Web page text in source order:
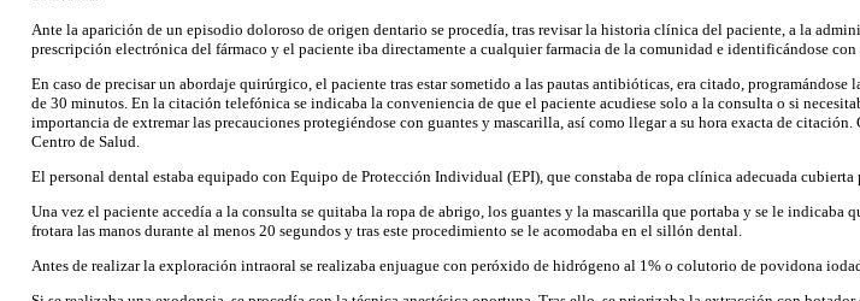
Ante la aparición de un episodio doloroso de origen dentario se procedía, tras revisar la historia clínica del paciente, a la
prescripción electrónica del fármaco y el paciente iba directamente a cualquier farmacia de la comunidad e identificándose
En caso de precisar un abordaje quirúrgico, el paciente tras estar sometido a las pautas antibióticas, era citado,
de 30 minutos. En la citación telefónica se indicaba la conveniencia de que el paciente acudiese solo a la consulta o si
importancia de extremar las precauciones protegiéndose con guantes y mascarilla, así como llegar a su hora exacta de
Centro de Salud.
El personal dental estaba equipado con Equipo de Protección Individual (EPI), que constaba de ropa clínica adecuada
Una vez el paciente accedía a la consulta se quitaba la ropa de abrigo, los guantes y la mascarilla que portaba y se le
frotara las manos durante al menos 20 segundos y tras este procedimiento se le acomodaba en el sillón dental.
Antes de realizar la exploración intraoral se realizaba enjuague con peróxido de hidrógeno al 1% o colutorio de povidona